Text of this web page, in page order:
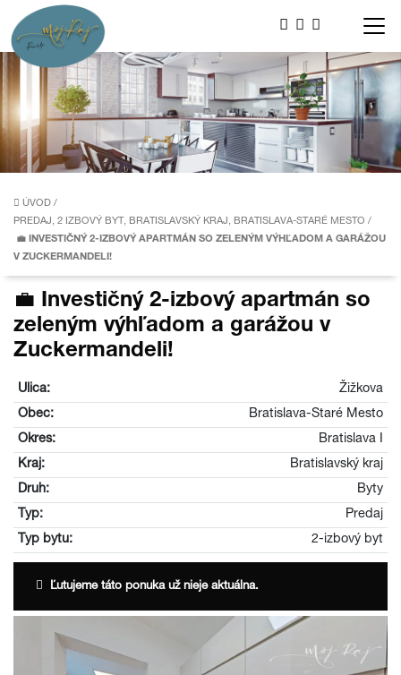
ÚVOD /
PREDAJ, 2 IZBOVÝ BYT, BRATISLAVSKÝ KRAJ, BRATISLAVA-STARÉ MESTO /
💼 INVESTIČNÝ 2-IZBOVÝ APARTMÁN SO ZELENÝM VÝHĽADOM A GARÁŽOU
V ZUCKERMANDELI!
💼 Investičný 2-izbový apartmán so
zeleným výhľadom a garážou v
Zuckermandeli!
Ulica:
Žižkova
Obec:
Bratislava-Staré Mesto
Okres:
Bratislava I
Kraj:
Bratislavský kraj
Druh:
Byty
Typ:
Predaj
Typ bytu:
2-izbový byt
Ľutujeme táto ponuka už nieje aktuálna.